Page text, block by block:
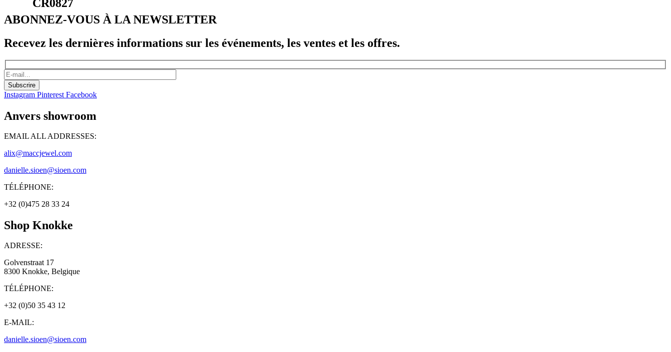
CR0827
ABONNEZ-VOUS À LA NEWSLETTER
Recevez les dernières informations sur les événements, les ventes et les offres.
Instagram Pinterest Facebook
Anvers showroom
EMAIL ALL ADDRESSES:
alix@maccjewel.com
danielle.sioen@sioen.com
TÉLÉPHONE:
+32 (0)475 28 33 24
Shop Knokke
ADRESSE:
Golvenstraat 17
8300 Knokke, Belgique
TÉLÉPHONE:
+32 (0)50 35 43 12
E-MAIL:
danielle.sioen@sioen.com